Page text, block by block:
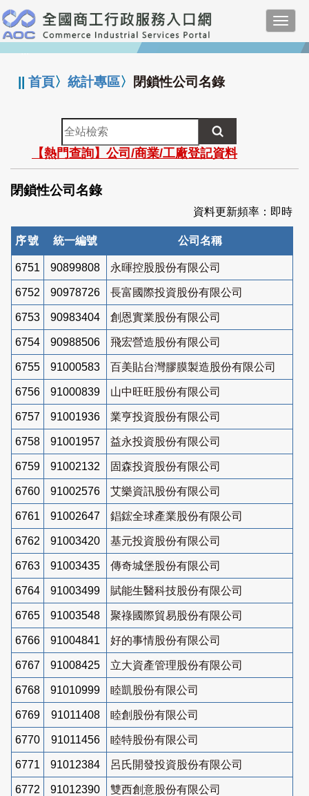
跳
到
主
要
:::
||首頁〉統計專區〉 閉鎖性公司名錄
全
站
檢
索
【熱門查詢】公司/商業/工廠登記資料
閉鎖性公司名錄
資料更新頻率：即時
序號 統一編號 公司名稱
6751 90899808 永暉控股股份有限公司
6752 90978726 長富國際投資股份有限公司
6753 90983404 創恩實業股份有限公司
6754 90988506 飛宏營造股份有限公司
6755 91000583 百美貼台灣膠膜製造股份有限公司
6756 91000839 山中旺旺股份有限公司
6757 91001936 業亨投資股份有限公司
6758 91001957 益永投資股份有限公司
6759 91002132 固森投資股份有限公司
6760 91002576 艾樂資訊股份有限公司
6761 91002647 錩鋐全球產業股份有限公司
6762 91003420 基元投資股份有限公司
6763 91003435 傳奇城堡股份有限公司
6764 91003499 賦能生醫科技股份有限公司
6765 91003548 聚祿國際貿易股份有限公司
6766 91004841 好的事情股份有限公司
6767 91008425 立大資產管理股份有限公司
6768 91010999 睦凱股份有限公司
6769 91011408 睦創股份有限公司
6770 91011456 睦特股份有限公司
6771 91012384 呂氏開發投資股份有限公司
6772 91012390 雙西創意股份有限公司